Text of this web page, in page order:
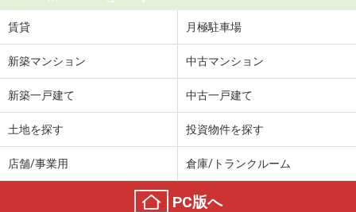
賃貸 月極駐車場
新築マンション 中古マンション
新築一戸建て 中古一戸建て
土地を探す 投資物件を探す
店舗/事業用 倉庫/トランクルーム
PC版へ